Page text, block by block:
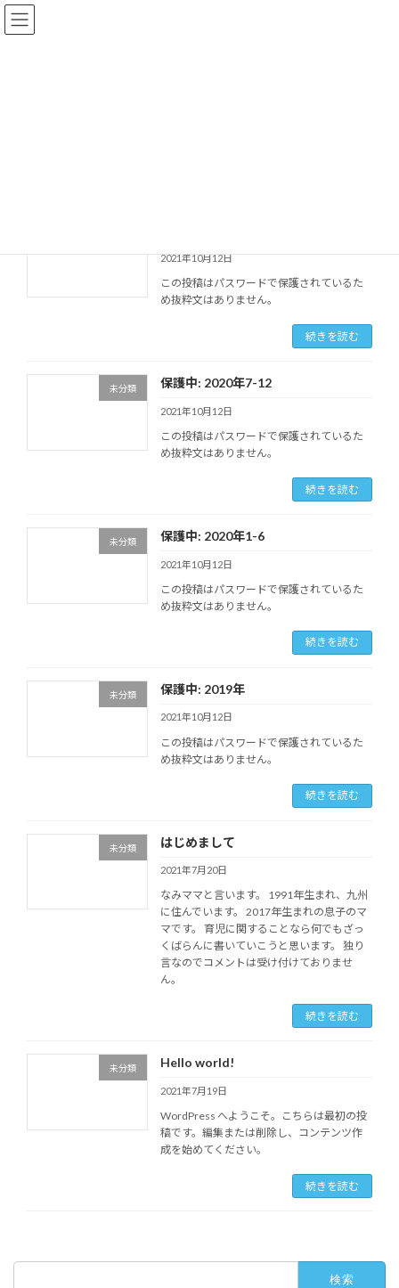
コ
ン
ナ
ビ
2021年10月12日
この投稿はパスワードで保護されているた
め抜粋文はありません。
続きを読む
未分類 保護中: 2020年7-12
2021年10月12日
この投稿はパスワードで保護されているた
め抜粋文はありません。
続きを読む
未分類 保護中: 2020年1-6
2021年10月12日
この投稿はパスワードで保護されているた
め抜粋文はありません。
続きを読む
未分類 保護中: 2019年
2021年10月12日
この投稿はパスワードで保護されているた
め抜粋文はありません。
続きを読む
未分類 はじめまして
2021年7月20日
なみママと言います。 1991年生まれ、九州
に住んでいます。 2017年生まれの息子のマ
マです。 育児に関することなら何でもざっ
くばらんに書いていこうと思います。 独り
言なのでコメントは受け付けておりませ
ん。
続きを読む
未分類 Hello world!
2021年7月19日
WordPress へようこそ。こちらは最初の投
稿です。編集または削除し、コンテンツ作
成を始めてください。
続きを読む